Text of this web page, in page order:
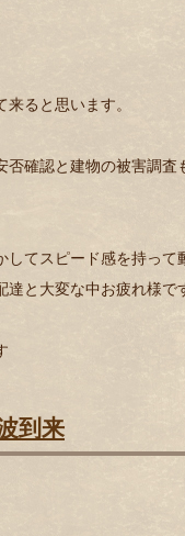
ると思います。
否確認と建物の被害調査
してスピード感を持って
達と大変な中お疲れ様で
到来